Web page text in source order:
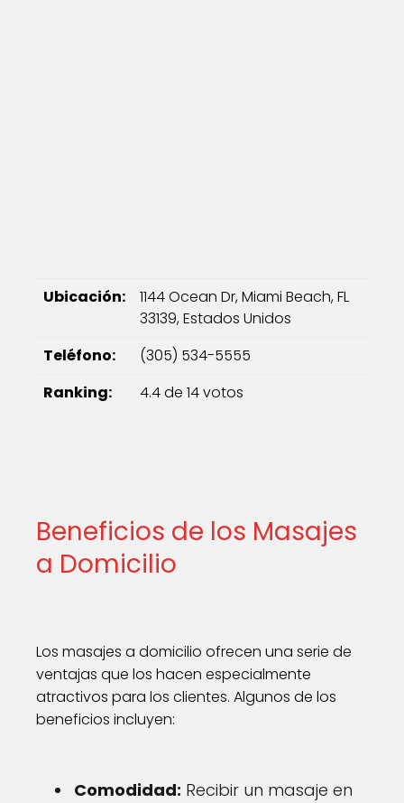
Ubicación:
1144 Ocean Dr, Miami Beach, FL
33139, Estados Unidos
Teléfono:
(305) 534-5555
Ranking:
4.4 de 14 votos
Beneficios de los Masajes
a Domicilio
Los masajes a domicilio ofrecen una serie de
ventajas que los hacen especialmente
atractivos para los clientes. Algunos de los
beneficios incluyen:
Comodidad: Recibir un masaje en